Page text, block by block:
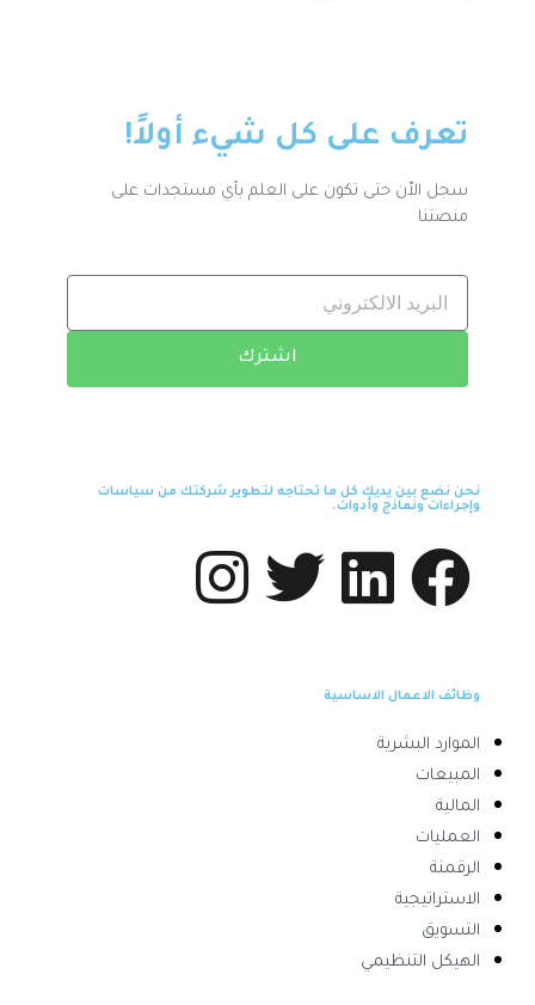
تعرف على كل شيء أولاً!
سجل الاّن حتى تكون على العلم بأي مستجدات على
منصتنا
اشترك
نحن نضع بين يديك كل ما تحتاجه لتطوير شركتك من سياسات
وإجراءات ونماذج وأدوات.
وظائف الاعمال الاساسية
الموارد البشرية
المبيعات
المالية
العمليات
الرقمنة
الاستراتيجية
التسويق
الهيكل التنظيمي